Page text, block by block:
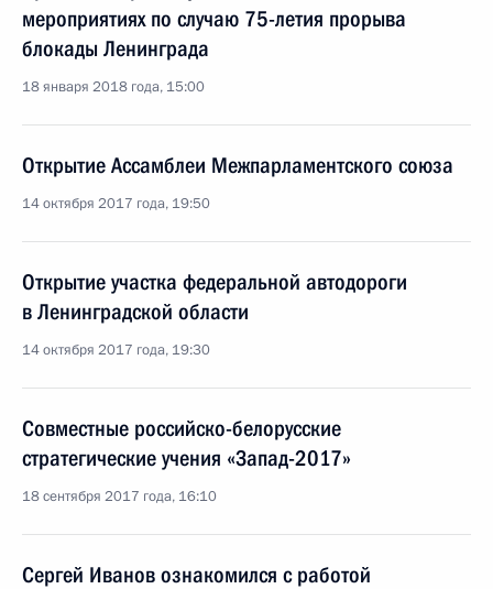
мероприятиях по случаю 75-летия прорыва
блокады Ленинграда
18 января 2018 года, 15:00
Открытие Ассамблеи Межпарламентского союза
14 октября 2017 года, 19:50
Открытие участка федеральной автодороги
в Ленинградской области
14 октября 2017 года, 19:30
Совместные российско-белорусские
стратегические учения «Запад-2017»
18 сентября 2017 года, 16:10
Сергей Иванов ознакомился с работой